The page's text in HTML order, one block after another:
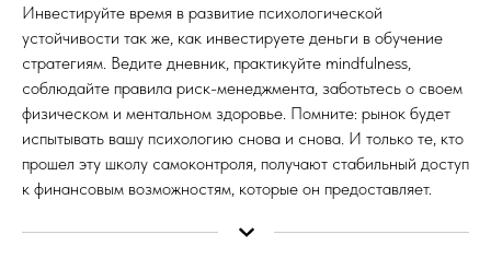
Инвестируйте время в развитие психологической
устойчивости так же, как инвестируете деньги в обучение
стратегиям. Ведите дневник, практикуйте mindfulness,
соблюдайте правила риск-менеджмента, заботьтесь о своем
физическом и ментальном здоровье. Помните: рынок будет
испытывать вашу психологию снова и снова. И только те, кто
прошел эту школу самоконтроля, получают стабильный доступ
к финансовым возможностям, которые он предоставляет.